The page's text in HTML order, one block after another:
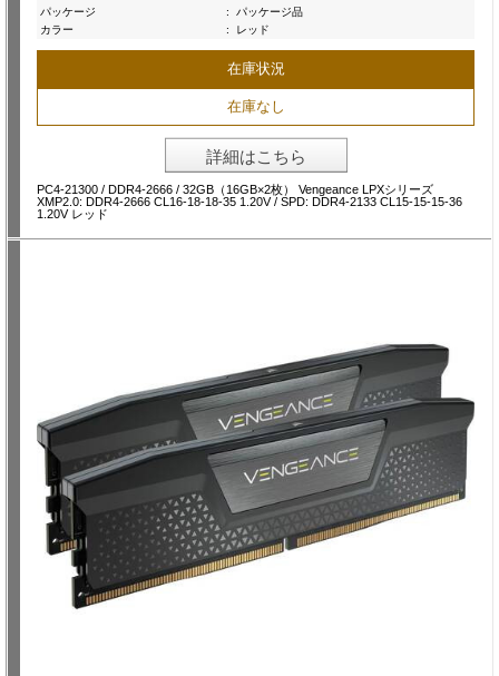
パッケージ
:
パッケージ品
カラー
: レッド
在庫状況
在庫なし
詳細はこちら
PC4-21300 / DDR4-2666 / 32GB（16GB×2枚） Vengeance LPXシリーズ
XMP2.0: DDR4-2666 CL16-18-18-35 1.20V / SPD: DDR4-2133 CL15-15-15-36
1.20V レッド